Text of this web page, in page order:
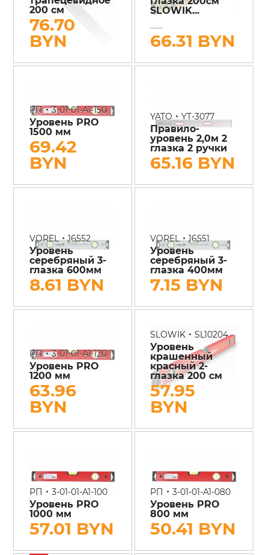
200 см
76.70
BYN
SLOWIK...
73.68 BYN
66.31 BYN
РП•3-01-01-A1-150
Уровень PRO
1500 мм
69.42
BYN
YATO •YT-3077
Правило-
уровень 2,0м 2
глазка 2 ручки
65.16 BYN
VOREL•16552
Уровень
серебряный 3-
глазка 600мм
8.61 BYN
VOREL•16551
Уровень
серебряный 3-
глазка 400мм
7.15 BYN
РП•3-01-01-A1-120
Уровень PRO
1200 мм
63.96
BYN
SLOWIK •SL10204
Уровень
крашенный
красный 2-
глазка 200 см
57.95
BYN
РП • 3-01-01-A1-100
Уровень PRO
1000 мм
57.01 BYN
РП •3-01-01-A1-080
Уровень PRO
800 мм
50.41 BYN